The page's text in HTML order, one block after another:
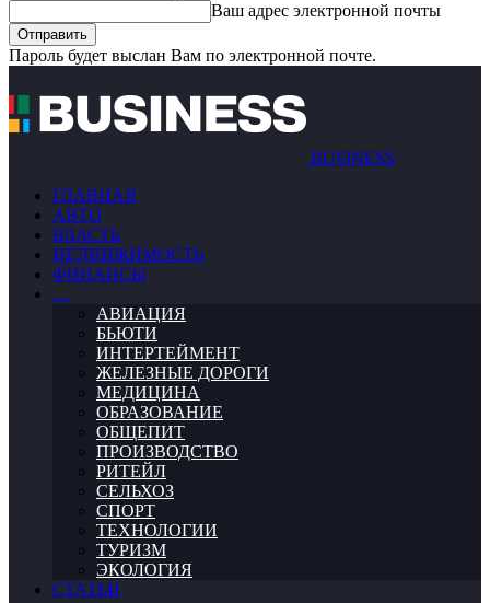
Ваш адрес электронной почты
Пароль будет выслан Вам по электронной почте.
BUSINESS
ГЛАВНАЯ
АВТО
ВЛАСТЬ
НЕДВИЖИМОСТЬ
ФИНАНСЫ
…
АВИАЦИЯ
БЬЮТИ
ИНТЕРТЕЙМЕНТ
ЖЕЛЕЗНЫЕ ДОРОГИ
МЕДИЦИНА
ОБРАЗОВАНИЕ
ОБЩЕПИТ
ПРОИЗВОДСТВО
РИТЕЙЛ
СЕЛЬХОЗ
СПОРТ
ТЕХНОЛОГИИ
ТУРИЗМ
ЭКОЛОГИЯ
СТАТЬИ